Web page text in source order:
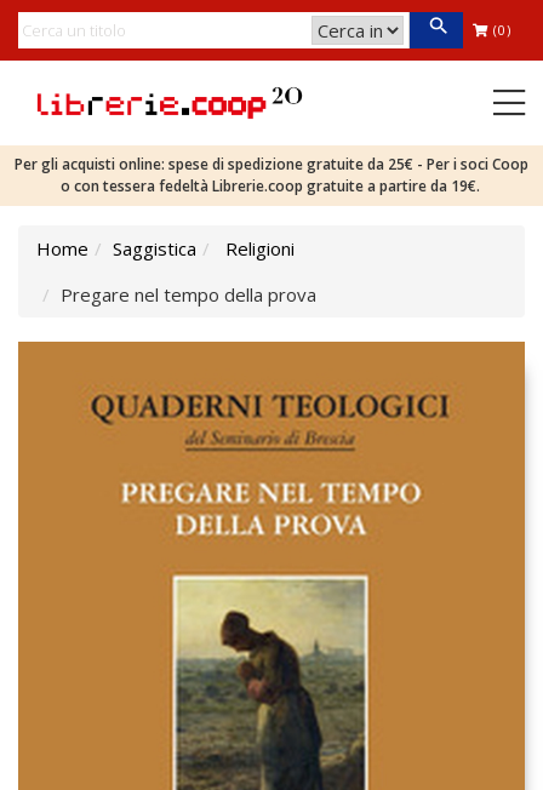
(0)
Per gli acquisti online: spese di spedizione gratuite da 25€ - Per i soci Coop
o con tessera fedeltà Librerie.coop gratuite a partire da 19€.
Home Saggistica
Religioni
Pregare nel tempo della prova